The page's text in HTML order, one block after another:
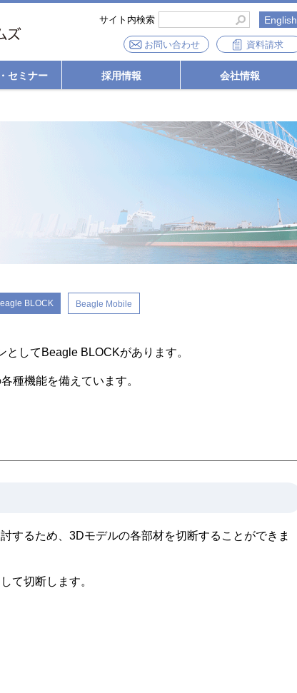
サイト内検索 English
お問い合わせ 資料請求
セミナー 採用情報 会社情報
BLOCK Beagle Mobile
してBeagle BLOCKがあります。
種機能を備えています。
するため、3Dモデルの各部材を切断することができま
て切断します。